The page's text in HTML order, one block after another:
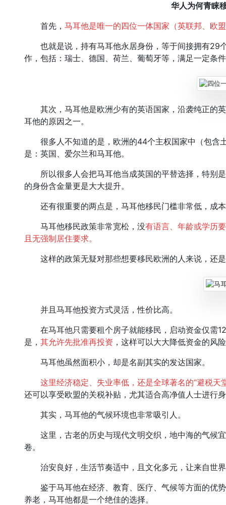
华人为何青睐
首先， 马耳他是唯一的四位一体国家（英联邦、欧
也就是说，持有马耳他永居身份，等于间接拥有29
作，包括：瑞士、德国、荷兰、葡萄牙等，满足一定条
其次，马耳他是欧洲少有的英语国家，沿袭纯正的
耳他的原因之一。
很多人不知道的是，欧洲的44个主权国家中（包含
是：英国、爱尔兰和马耳他。
所以很多人会把马耳他当成英国的平替选择，特别
的身份含金量更是大大提升。
还有很重要的两点是，马耳他移民门槛非常低，成
马耳他移民政策非常宽松，没有语言、年龄或学历
且无强制居住要求。
这样的政策无疑对那些想要移民欧洲的人来说，还
并且马耳他投资方式灵活，性价比高。
在马耳他只需要租个房子就能移民，启动资金仅需
是， 其允许先批准再投资 ，这样可以大大降低资金的风
马耳他虽然面积小，却是名副其实的发达国家。
这里经济稳定、失业率低，还是全球著名的“避税天
还可以享受欧盟的关税补贴，尤其适合高净值人士进行
其实，马耳他的气候环境也非常吸引人。
这里，古老的历史与现代文明交织，地中海的气候
卷。
治安良好，生活节奏适中，且文化多元，让来自世
鉴于马耳他在经济、教育、医疗、气候等方面的优
养老，马耳他都是一个绝佳的选择。